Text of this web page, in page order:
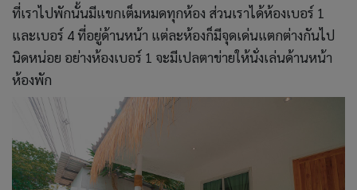
ที่เราไปพักนั้นมีแขกเต็มหมดทุกห้อง ส่วนเราได้ห้องเบอร์ 1
และเบอร์ 4 ที่อยู่ด้านหน้า แต่ละห้องก็มีจุดเด่นแตกต่างกันไป
นิดหน่อย อย่างห้องเบอร์ 1 จะมีเปลตาข่ายให้นั่งเล่นด้านหน้า
ห้องพัก